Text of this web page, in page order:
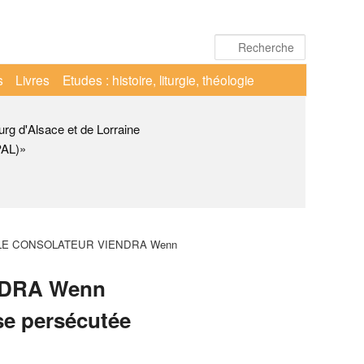
d'Alsace et de Lorraine
Livres Etudes : histoire, liturgie, théologie
Wenn
persécutée
CONSOLATEUR VIENDRA Wenn